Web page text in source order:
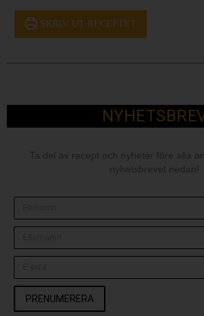
SKRIV UT RECEPTET
Ta del av recept och nyheter före alla
nyhetsbrevet nedan!
PRENUMERERA